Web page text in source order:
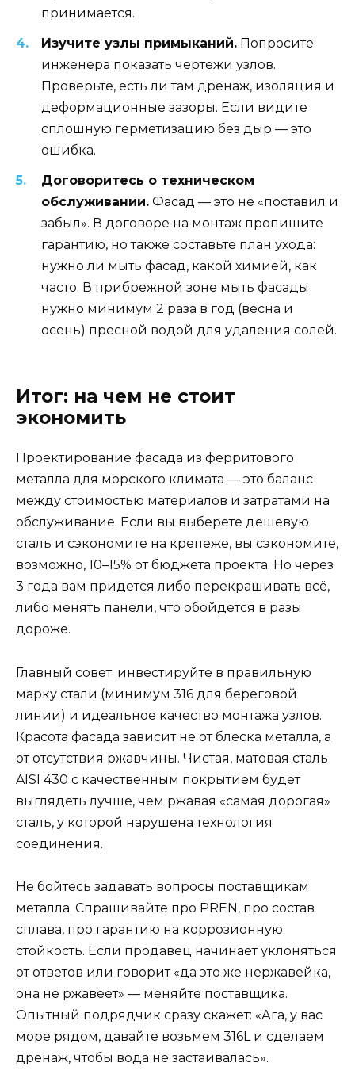
принимается.
Изучите узлы примыканий. Попросите
инженера показать чертежи узлов.
Проверьте, есть ли там дренаж, изоляция и
деформационные зазоры. Если видите
сплошную герметизацию без дыр — это
ошибка.
Договоритесь о техническом
обслуживании. Фасад — это не «поставил и
забыл». В договоре на монтаж пропишите
гарантию, но также составьте план ухода:
нужно ли мыть фасад, какой химией, как
часто. В прибрежной зоне мыть фасады
нужно минимум 2 раза в год (весна и
осень) пресной водой для удаления солей.
Итог: на чем не стоит
экономить
Проектирование фасада из ферритового
металла для морского климата — это баланс
между стоимостью материалов и затратами на
обслуживание. Если вы выберете дешевую
сталь и сэкономите на крепеже, вы сэкономите,
возможно, 10–15% от бюджета проекта. Но через
3 года вам придется либо перекрашивать всё,
либо менять панели, что обойдется в разы
дороже.
Главный совет: инвестируйте в правильную
марку стали (минимум 316 для береговой
линии) и идеальное качество монтажа узлов.
Красота фасада зависит не от блеска металла, а
от отсутствия ржавчины. Чистая, матовая сталь
AISI 430 с качественным покрытием будет
выглядеть лучше, чем ржавая «самая дорогая»
сталь, у которой нарушена технология
соединения.
Не бойтесь задавать вопросы поставщикам
металла. Спрашивайте про PREN, про состав
сплава, про гарантию на коррозионную
стойкость. Если продавец начинает уклоняться
от ответов или говорит «да это же нержавейка,
она не ржавеет» — меняйте поставщика.
Опытный подрядчик сразу скажет: «Ага, у вас
море рядом, давайте возьмем 316L и сделаем
дренаж, чтобы вода не застаивалась».